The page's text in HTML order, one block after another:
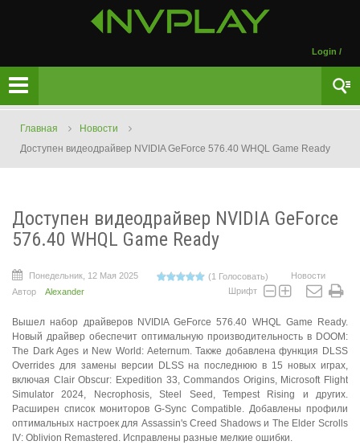
Login /
Главная
Новости
Доступен видеодрайвер NVIDIA GeForce 576.40 WHQL Game Ready
Доступен видеодрайвер NVIDIA GeForce
576.40 WHQL Game Ready
Понедельник, 12 Мая 2025 (1 Голосовать)
Новости
Автор
Alexander Шрифт
Вышел набор драйверов NVIDIA GeForce 576.40 WHQL Game Ready.
Новый драйвер обеспечит оптимальную производительность в DOOM:
The Dark Ages и New World: Aeternum. Также добавлена функция DLSS
Overrides для замены версии DLSS на последнюю в 15 новых играх,
включая Clair Obscur: Expedition 33, Commandos Origins, Microsoft Flight
Simulator 2024, Necrophosis, Steel Seed, Tempest Rising и других.
Расширен список мониторов G-Sync Compatible. Добавлены профили
оптимальных настроек для Assassin's Creed Shadows и The Elder Scrolls
IV: Oblivion Remastered. Исправлены разные мелкие ошибки.